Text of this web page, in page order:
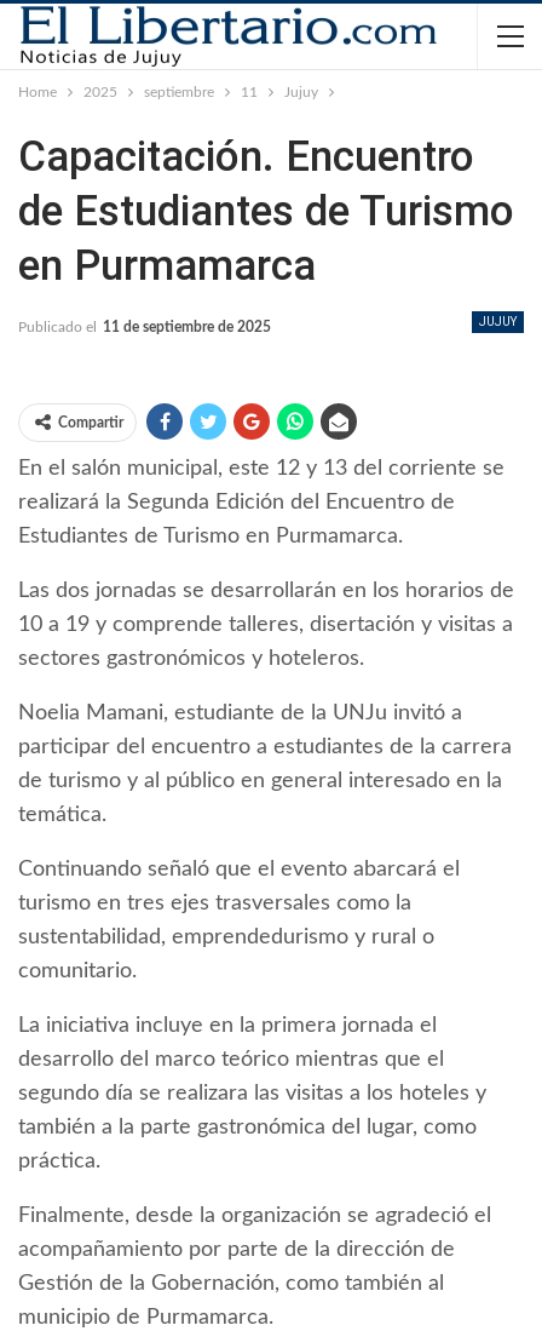
Home 2025 septiembre 11 Jujuy
Capacitación. Encuentro
de Estudiantes de Turismo
en Purmamarca
JUJUY
Publicado el 11 de septiembre de 2025
Compartir
En el salón municipal, este 12 y 13 del corriente se
realizará la Segunda Edición del Encuentro de
Estudiantes de Turismo en Purmamarca.
Las dos jornadas se desarrollarán en los horarios de
10 a 19 y comprende talleres, disertación y visitas a
sectores gastronómicos y hoteleros.
Noelia Mamani, estudiante de la UNJu invitó a
participar del encuentro a estudiantes de la carrera
de turismo y al público en general interesado en la
temática.
Continuando señaló que el evento abarcará el
turismo en tres ejes trasversales como la
sustentabilidad, emprendedurismo y rural o
comunitario.
La iniciativa incluye en la primera jornada el
desarrollo del marco teórico mientras que el
segundo día se realizara las visitas a los hoteles y
también a la parte gastronómica del lugar, como
práctica.
Finalmente, desde la organización se agradeció el
acompañamiento por parte de la dirección de
Gestión de la Gobernación, como también al
municipio de Purmamarca.